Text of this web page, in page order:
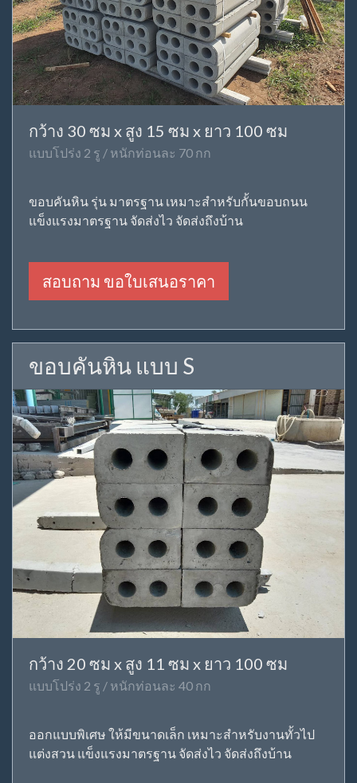
กว้าง 30 ซม x สูง 15 ซม x ยาว 100 ซม
แบบโปร่ง 2 รู / หนักท่อนละ 70 กก
ขอบคันหิน รุ่น มาตรฐาน เหมาะสำหรับกั้นขอบถนน
แข็งแรงมาตรฐาน จัดส่งไว จัดส่งถึงบ้าน
สอบถาม ขอใบเสนอราคา
ขอบคันหิน แบบ S
กว้าง 20 ซม x สูง 11 ซม x ยาว 100 ซม
แบบโปร่ง 2 รู / หนักท่อนละ 40 กก
ออกแบบพิเศษ ให้มีขนาดเล็ก เหมาะสำหรับงานทั้วไป
แต่งสวน แข็งแรงมาตรฐาน จัดส่งไว จัดส่งถึงบ้าน